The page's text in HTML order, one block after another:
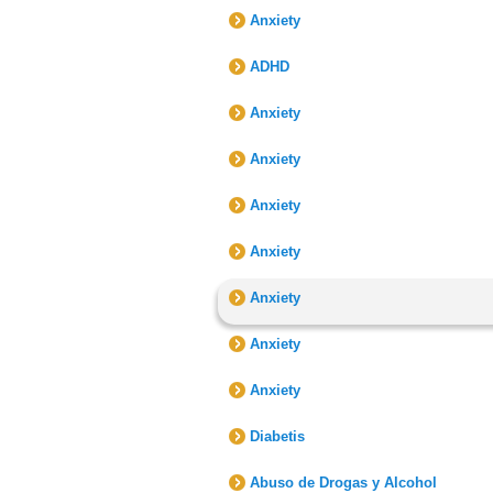
Anxiety
ADHD
Anxiety
Anxiety
Anxiety
Anxiety
Anxiety
Anxiety
Anxiety
Diabetis
Abuso de Drogas y Alcohol